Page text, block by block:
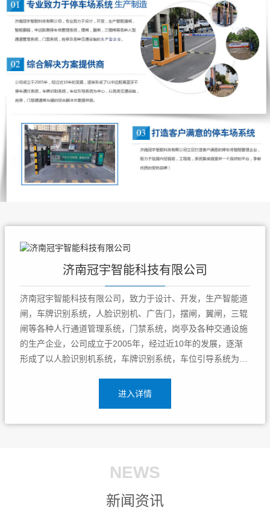
济南冠宇智能科技有限公司
济南冠宇智能科技有限公司，致力于设计、开发，生产智能道
闸，车牌识别系统，人脸识别机、广告门，摆闸，翼闸，三辊
闸等各种人行通道管理系统，门禁系统，岗亭及各种交通设施
的生产企业，公司成立于2005年，经过近10年的发展，逐渐
形成了以人脸识别机系统，车牌识别系统，车位引导系统为中
提供商，济南冠宇智能科技有限公司专注停车场智能管理企
进入详情
NEWS
新闻资讯